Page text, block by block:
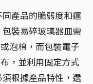
同產品的脆弱度和運
裝易碎玻璃器皿需
泡棉，而包裝電子
，並利用固定方式
根據產品特性，選